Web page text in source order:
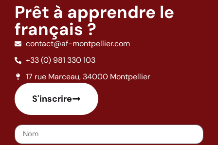
Prêt à apprendre le
français ?
contact@af-montpellier.com
+33 (0) 981 330 103
17 rue Marceau, 34000 Montpellier
S'inscrire